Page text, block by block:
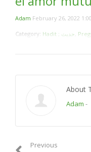
Adam February 26, 2022
Category: Hadit ; حديث
About
Adam -
Previous